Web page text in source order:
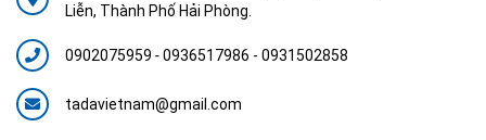
Liễn, Thành Phố Hải Phòng.
0902075959 -0936517986 - 0931502858
tadavietnam@gmail.com